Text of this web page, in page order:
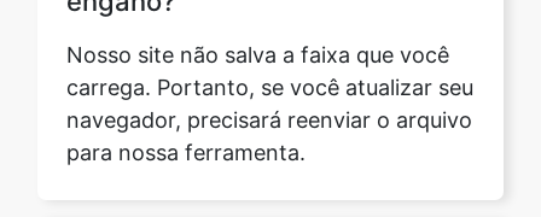
navegador, precisará reenviar o arquivo
para nossa ferramenta.
O Sound Cutter funciona em